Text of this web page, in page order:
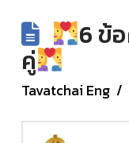
6 ข้
คู่
Tavatchai Eng